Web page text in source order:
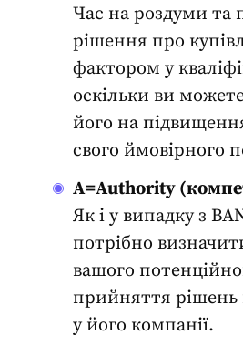
Час на роздуми та
рішення про
фактором у
оскільки ви
його на
свого ймовірного
A=Authority
Як і у випадку з
потрібно
вашого
прийняття рішень
у його компанії.